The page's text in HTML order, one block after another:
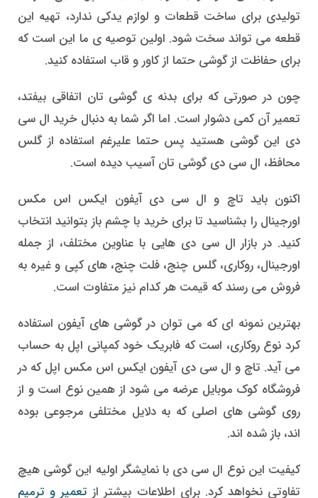
تولیدی برای ساخت قطعات و لوازم یدکی ندارد، تهیه این
قطعه می تواند سخت شود. اولین توصیه ی ما این است که
برای حفاظت از گوشی حتما از کاور و قاب استفاده کنید.
چون در صورتی که برای بدنه ی گوشی تان اتفاقی بیفتد،
تعمیر آن کمی دشوار است. اما اگر شما به دنبال خرید ال سی
دی این گوشی هستید پس حتما علیرغم استفاده از گلس
محافظ، ال سی دی گوشی تان آسیب دیده است.
اکنون باید تاچ و ال سی دی آیفون ایکس اس مکس
اورجینال را بشناسید تا برای خرید با چشم باز بتوانید انتخاب
کنید. در بازار ال سی دی هایی با عناوین مختلف، از جمله
اورجینال، روکاری، گلس چنج، فلت چنج، های کپی و غیره به
فروش می رسند که قیمت هر کدام نیز متفاوت است.
بهترین نمونه ای که می توان در گوشی های آیفون استفاده
کرد نوع روکاری، است که فابریک خود کمپانی اپل به حساب
می آید. تاچ و ال سی دی آیفون ایکس اس مکس اپل که در
فروشگاه کوک موبایل عرضه می شود از همین نوع است و از
روی گوشی های اصلی که به دلایل مختلفی مرجوعی بوده
اند، باز شده اند.
کیفیت این نوع ال سی دی با نمایشگر اولیه این گوشی هیچ
تفاوتی نخواهد کرد. برای اطلاعات بیشتر از تعمیر و ترمیم